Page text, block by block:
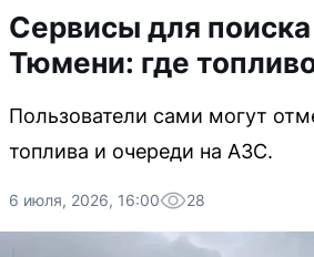
Сервисы для поиска
Тюмени: где
Пользователи сами могут
топлива и очереди на АЗС.
6 июля, 2026, 16:00 28